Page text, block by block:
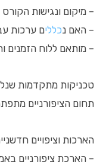
– מיקום ונגישות הקורס
– האם נכללים ערכות
– מותאם ללוח הזמנים
טכניקות מתקדמות
תחום הציפורניים
הארכות וציפויים
– הארכת ציפורניים